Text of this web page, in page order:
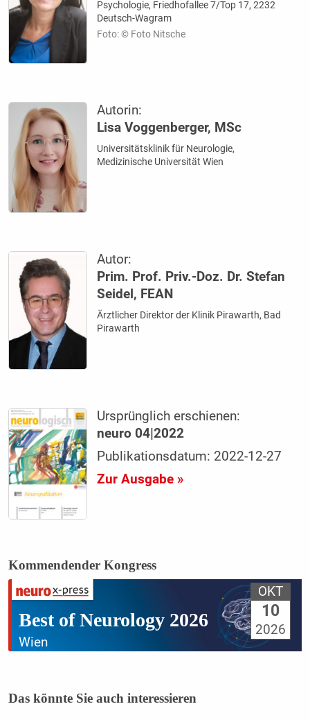
Psychologie, Friedhofallee 7/Top 17, 2232
Deutsch-Wagram
Foto: © Foto Nitsche
Autorin:
Lisa Voggenberger, MSc
Universitätsklinik für Neurologie,
Medizinische Universität Wien
Autor:
Prim. Prof. Priv.-Doz. Dr. Stefan
Seidel, FEAN
Ärztlicher Direktor der Klinik Pirawarth, Bad
Pirawarth
Ursprünglich erschienen:
neuro 04|2022
Publikationsdatum: 2022-12-27
Zur Ausgabe »
Kommendender Kongress
Best of Neurology 2026
Wien
OKT
10
2026
Das könnte Sie auch interessieren